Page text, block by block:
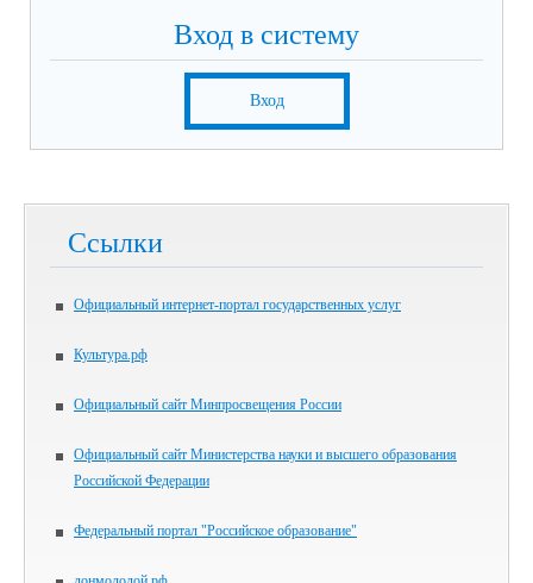
Вход в систему
Вход
Ссылки
Официальный интернет-портал государственных услуг
Культура.рф
Официальный сайт Минпросвещения России
Официальный сайт Министерства науки и высшего образования
Российской Федерации
Федеральный портал "Российское образование"